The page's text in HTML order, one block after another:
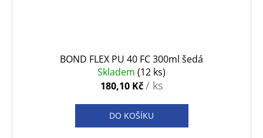
BOND FLEX PU 40 FC 300ml šedá
Skladem (12 ks)
180,10 Kč/ ks
DO KOŠÍKU